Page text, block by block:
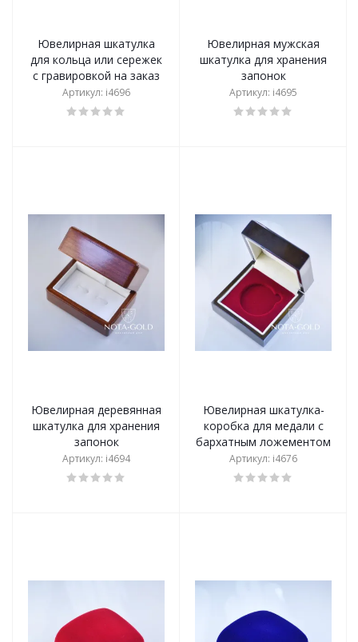
Ювелирная шкатулка
для кольца или сережек
с гравировкой на заказ
Артикул: i4696
Ювелирная мужская
шкатулка для хранения
запонок
Артикул: i4695
Ювелирная деревянная
шкатулка для хранения
запонок
Артикул: i4694
Ювелирная шкатулка-
коробка для медали с
бархатным ложементом
Артикул: i4676